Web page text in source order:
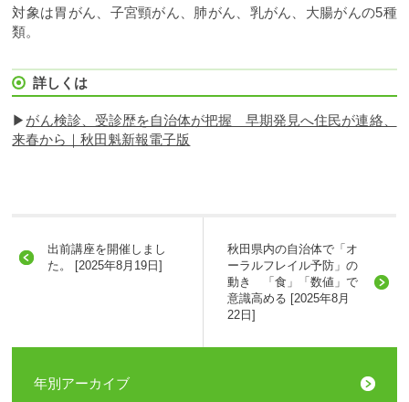
対象は胃がん、子宮頸がん、肺がん、乳がん、大腸がんの5種
類。
詳しくは
▶ がん検診、受診歴を自治体が把握 早期発見へ住民が連絡、
来春から｜秋田魁新報電子版
出前講座を開催しまし
た。 [2025年8月19日]
秋田県内の自治体で「オ
ーラルフレイル予防」の
動き 「食」「数値」で
意識高める [2025年8月
22日]
年別アーカイブ